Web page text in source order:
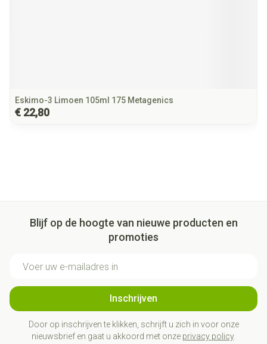
Eskimo-3 Limoen 105ml 175 Metagenics
€ 22,80
Blijf op de hoogte van nieuwe producten en
promoties
Inschrijven
Door op inschrijven te klikken, schrijft u zich in voor onze
nieuwsbrief en gaat u akkoord met onze privacy policy.